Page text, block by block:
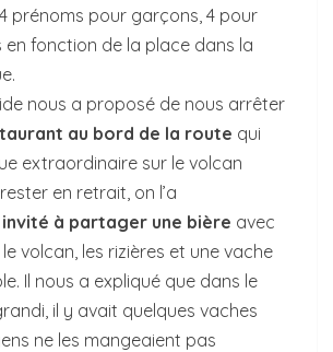
prénoms pour garçons, 4 pour
en fonction de la place dans la
nous a proposé de nous arrêter
au bord de la route qui
extraordinaire sur le volcan
en retrait, on l’a
invité à partager une bière avec
volcan, les rizières et une vache
Il nous a expliqué que dans le
il y avait quelques vaches
ne les mangeaient pas